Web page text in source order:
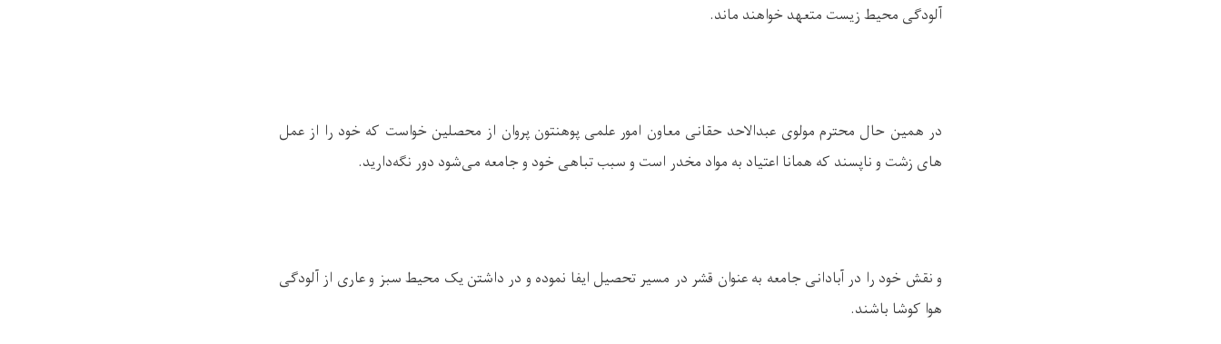
آلودگی محیط زیست متعهد خواهند ماند.
در همین حال محترم مولوی عبدالاحد حقانی معاون امور علمی پوهنتون پروان از محصلین خواست که خود را از عمل
های زشت و ناپسند که همانا اعتیاد به مواد مخدر است و سبب تباهی خود و جامعه می‌شود دور نگه‌دارید.
و نقش خود را در آبادانی جامعه به عنوان قشر در مسیر تحصیل ایفا نموده و در داشتن یک محیط سبز و عاری از آلودگی
هوا کوشا باشند.